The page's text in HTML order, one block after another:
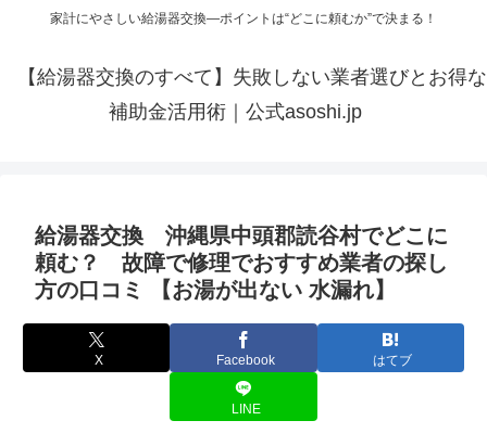
家計にやさしい給湯器交換—ポイントは“どこに頼むか”で決まる！
【給湯器交換のすべて】失敗しない業者選びとお得な
補助金活用術｜公式asoshi.jp
給湯器交換 沖縄県中頭郡読谷村でどこに
頼む？ 故障で修理でおすすめ業者の探し
方の口コミ 【お湯が出ない 水漏れ】
X Facebook はてブ
LINE